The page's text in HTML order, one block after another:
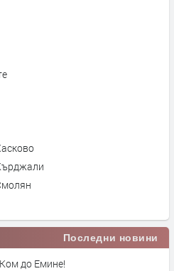
Последни новини
до Емине!